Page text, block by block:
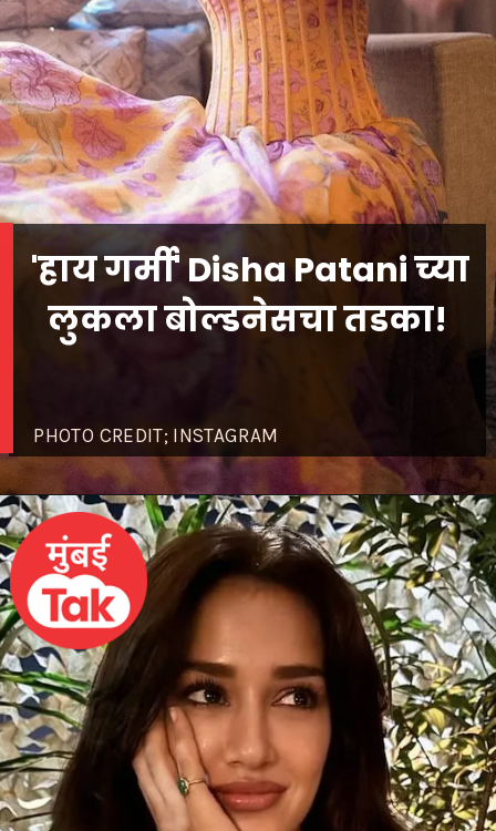
PHOTO CREDIT; INSTAGRAM
'हाय गर्मी' Disha Patani च्या
लुकला बोल्डनेसचा तडका!